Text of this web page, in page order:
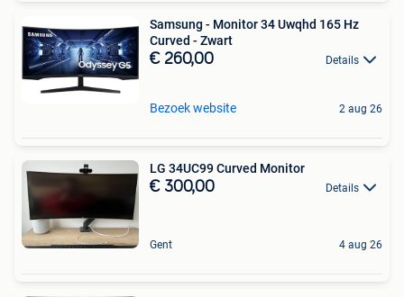
Samsung - Monitor 34 Uwqhd 165 Hz
Curved - Zwart
€ 260,00 Details
Bezoek website 2 aug 26
LG 34UC99 Curved Monitor
€ 300,00 Details
Gent 4 aug 26